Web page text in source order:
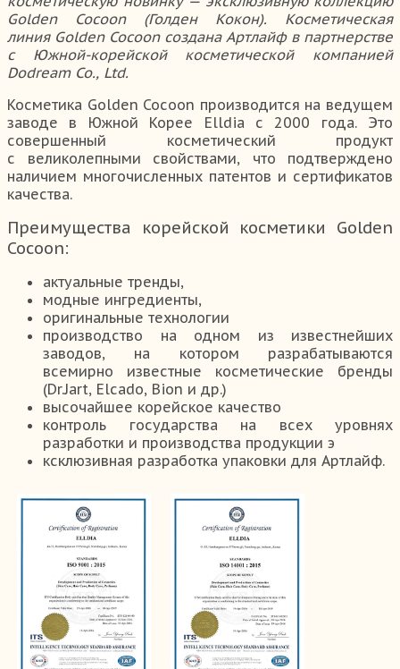
Golden Cocoon (Голден Кокон). Косметическая
линия Golden Cocoon создана Артлайф в партнерстве
с Южной-корейской косметической компанией
Dodream Co., Ltd.
Косметика Golden Cocoon производится на ведущем
заводе в Южной Корее Elldia с 2000 года. Это
совершенный косметический продукт
с великолепными свойствами, что подтверждено
наличием многочисленных патентов и сертификатов
качества.
Преимущества корейской косметики Golden
Cocoon:
актуальные тренды,
модные ингредиенты,
оригинальные технологии
производство на одном из известнейших
заводов, на котором разрабатываются
всемирно известные косметические бренды
(Dr.Jart, Elcado, Bion и др.)
высочайшее корейское качество
контроль государства на всех уровнях
разработки и производства продукции э
ксклюзивная разработка упаковки для Артлайф.